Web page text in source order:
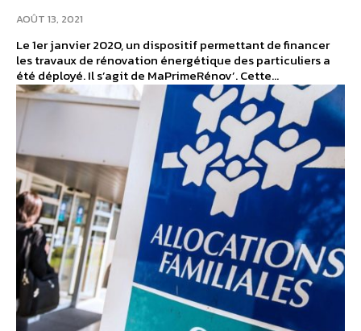
AOÛT 13, 2021
Le 1er janvier 2020, un dispositif permettant de financer
les travaux de rénovation énergétique des particuliers a
été déployé. Il s’agit de MaPrimeRénov’. Cette...